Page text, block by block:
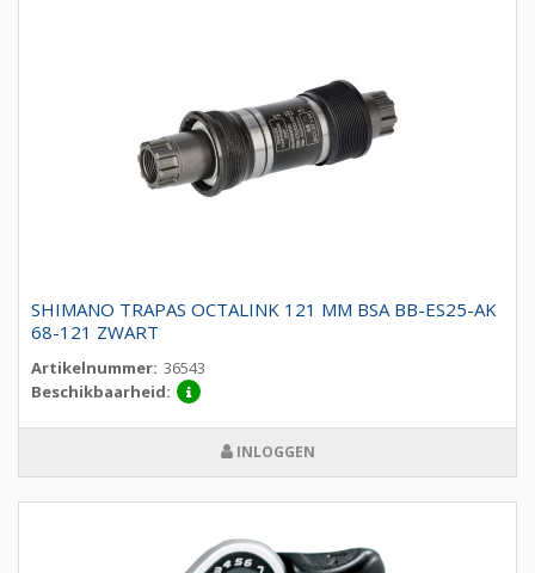
SHIMANO TRAPAS OCTALINK 121 MM BSA BB-ES25-AK
68-121 ZWART
Artikelnummer: 36543
Beschikbaarheid:
INLOGGEN